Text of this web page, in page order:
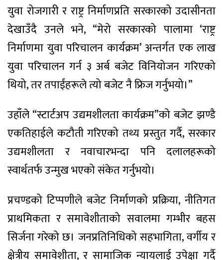
युवा रोजगारी र राष्ट्र निर्माणप्रति सरकारको उदासीनता
देखाउँदै उनले भने, “मेरो सरकारको पालामा ‘राष्ट्र
निर्माणमा युवा परिचालन कार्यक्रम’ अन्तर्गत एक लाख
युवा परिचालन गर्न ३ अर्ब बजेट विनियोजन गरिएको
थियो, तर तपाईंहरूले त्यो बजेट नै फ्रिज गर्नुभयो।”
उहाँले “स्टार्टअप उद्यमशीलता कार्यक्रम”को बजेट झण्डै
एकतिहाईले कटौती गरिएको तथ्य प्रस्तुत गर्दै, सरकार
उद्यमशीलता र नवाचारभन्दा पनि दलालहरूको
स्वार्थतर्फ उन्मुख भएको संकेत गर्नुभयो।
प्रचण्डको टिप्पणीले बजेट निर्माणको प्रक्रिया, नीतिगत
प्राथमिकता र समावेशीताको सवालमा गम्भीर बहस
सिर्जना गरेको छ। जनप्रतिनिधिको सहभागिता, वर्गीय र
क्षेत्रीय समावेशीता, र सामाजिक न्यायलाई उपेक्षा गर्दै